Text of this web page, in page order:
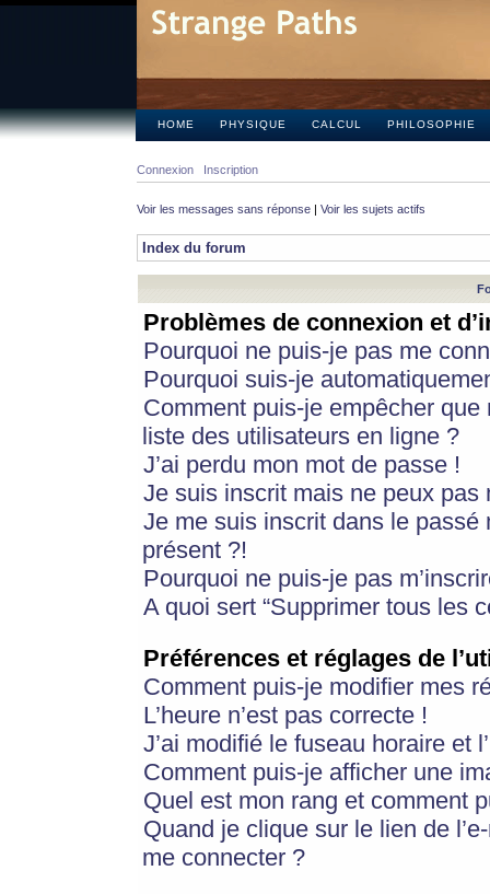
HOME PHYSIQUE CALCUL PHILOSOPHIE
Connexion Inscription
Voir les messages sans réponse | Voir les sujets actifs
Index du forum
Problèmes de connexion et
Pourquoi ne puis-je pas me
Pourquoi suis-je
Comment puis-je empêcher
liste des utilisateurs en ligne ?
J’ai perdu mon mot de passe !
Je suis inscrit mais ne peux pas
Je me suis inscrit dans le
présent ?!
Pourquoi ne puis-je pas
A quoi sert “Supprimer tous les
Préférences et réglages de
Comment puis-je modifier mes
L’heure n’est pas correcte !
J’ai modifié le fuseau horaire et
Comment puis-je afficher une
Quel est mon rang et comment
Quand je clique sur le lien de
me connecter ?